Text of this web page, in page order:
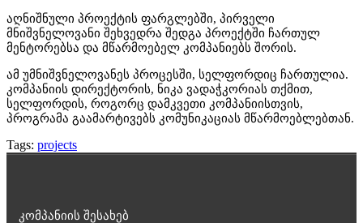
აღნიშნული პროექტის ფარგლებში, პირველი
მნიშვნელოვანი შეხვედრა შედგა პროექტში ჩართულ
მენტორებსა და მწარმოებელ კომპანიებს შორის.
ამ უმნიშვნელოვანეს პროცესში, სელფორდიც ჩართულია.
კომპანიის დირექტორის, ნიკა ვადაჭკორიას თქმით,
სელფორდის, როგორც დამკვეთი კომპანიისთვის,
პროგრამა გაამარტივებს კომუნიკაციას მწარმოებლებთან.
Tags: projects
კომპანიის შესახებ